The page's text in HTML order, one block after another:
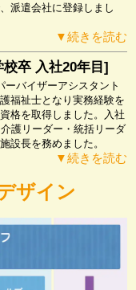
派遣会社に登録しまし
▼続きを読む
卒 入社20年目]
ーバイザーアシスタント
福祉士となり実務経験を
格を取得しました。入社
護リーダー・統括リーダ
設長を務めました。
▼続きを読む
ザイン